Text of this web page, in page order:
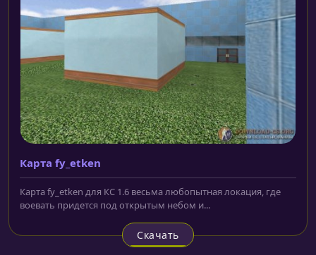
Карта fy_etken
Карта fy_etken для КС 1.6 весьма любопытная локация, где
воевать придется под открытым небом и...
Скачать